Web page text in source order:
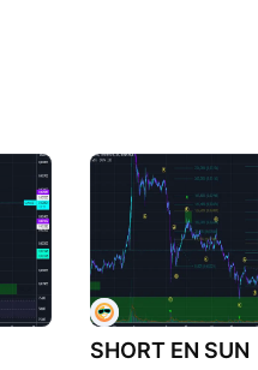
SHORT EN SUN